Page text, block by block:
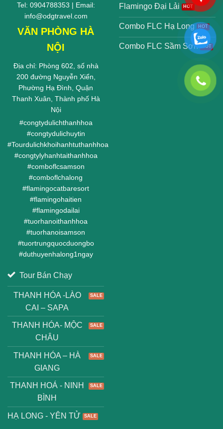
Tel: 0904788353 | Email:
info@odgtravel.com
VĂN PHÒNG HÀ
NỘI
Địa chỉ: Phòng 602, số nhà
200 đường Nguyễn Xiển,
Phường Hạ Đình, Quận
Thanh Xuân, Thành phố Hà
Nội
#congtydulichthanhhoa
#congtydulichuytin
#Tourdulichkhoihanhtuthanhhoa
#congtylyhanhtaithanhhoa
#comboflcsamson
#comboflchalong
#flamingocatbaresort
#flamingohaitien
#flamingodailai
#tuorhanoithanhhoa
#tuorhanoisamson
#tuortrungquocduongbo
#duthuyenhalong1ngay
Flamingo Đại Lải
Combo FLC Hạ Long
Combo FLC Sầm Sơn
Tour Bán Chạy
THANH HÓA -LÀO
CAI – SAPA
THANH HÓA- MỘC
CHÂU
THANH HÓA – HÀ
GIANG
THANH HOÁ - NINH
BÌNH
HẠ LONG - YÊN TỬ